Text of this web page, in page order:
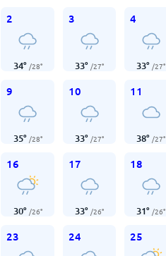
2
34° /28°
3
33° /27°
4
33° /27°
9
35° /28°
10
33° /27°
11
38° /27°
16
30° /26°
17
33° /26°
18
31° /26°
23 24 25